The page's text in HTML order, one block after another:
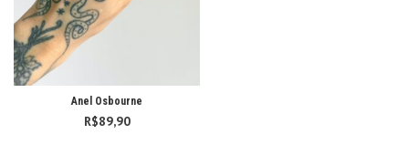
Anel Osbourne
R$89,90